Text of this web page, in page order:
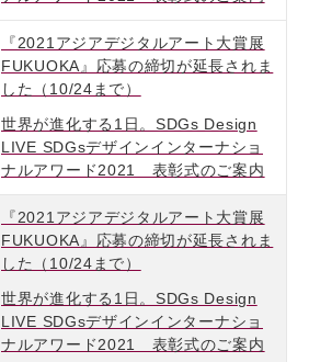
『2021アジアデジタルアート大賞展
FUKUOKA』応募の締切が延長されま
した（10/24まで）
世界が進化する1日。SDGs Design
LIVE SDGsデザインインターナショ
ナルアワード2021 表彰式のご案内
『2021アジアデジタルアート大賞展
FUKUOKA』応募の締切が延長されま
した（10/24まで）
世界が進化する1日。SDGs Design
LIVE SDGsデザインインターナショ
ナルアワード2021 表彰式のご案内